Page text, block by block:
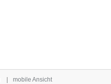
mobile Ansicht